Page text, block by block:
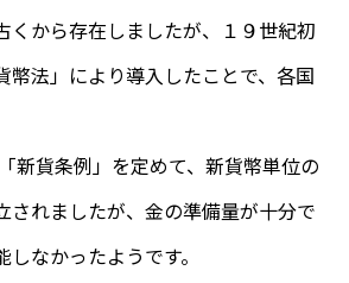
くから存在しましたが、１９世紀初
幣法」により導入したことで、各国
新貨条例」を定めて、新貨幣単位の
されましたが、金の準備量が十分で
なかったようです。